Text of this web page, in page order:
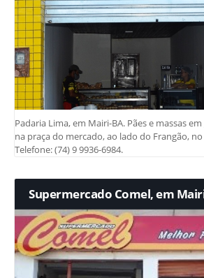
Padaria Lima, em Mairi-BA. Pães e massas
na praça do mercado, ao lado do Frangão,
Telefone: (74) 9 9936-6984.
Supermercado Comel, em